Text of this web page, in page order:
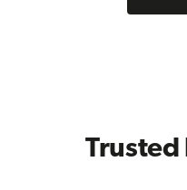
Trusted